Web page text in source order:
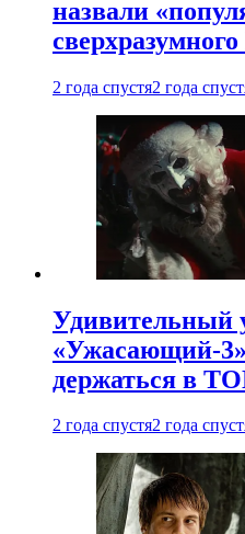
назвали
2 года спустя2 года
Удивительный
«Ужасающий-
держаться в
2 года спустя2 года